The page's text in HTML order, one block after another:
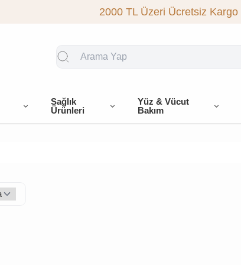
2000 TL Üzeri Ücretsiz Kargo
Sağlık
Ürünleri
Yüz & Vücut
Bakım